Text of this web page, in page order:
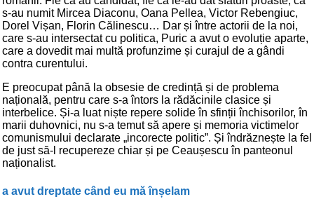
s-au numit Mircea Diaconu, Oana Pellea, Victor Rebengiuc,
Dorel Vișan, Florin Călinescu… Dar și între actorii de la noi,
care s-au intersectat cu politica, Puric a avut o evoluție aparte,
care a dovedit mai multă profunzime și curajul de a gândi
contra curentului.
E preocupat până la obsesie de credință și de problema
națională, pentru care s-a întors la rădăcinile clasice și
interbelice. Și-a luat niște repere solide în sfinții închisorilor, în
marii duhovnici, nu s-a temut să apere și memoria victimelor
comunismului declarate „incorecte politic”. Și îndrăznește la fel
de just să-l recupereze chiar și pe Ceaușescu în panteonul
naționalist.
a avut dreptate când eu mă înșelam